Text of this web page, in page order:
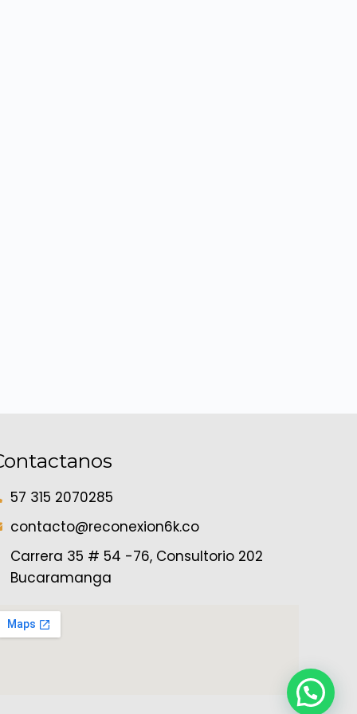
57 315 2070285
contacto@reconexion6k.co
Carrera 35 # 54 -76, Consultorio 202
Bucaramanga